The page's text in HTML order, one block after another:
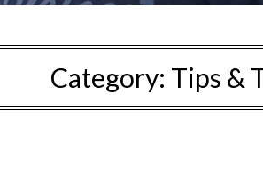
Category: Tips &